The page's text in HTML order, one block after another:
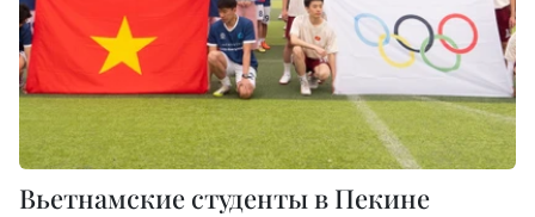
Вьетнамские студенты в Пекине